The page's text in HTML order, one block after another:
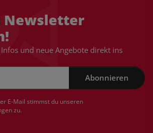
Newsletter
und neue Angebote direkt ins
Abonnieren
E-Mail stimmst du unseren
zu.